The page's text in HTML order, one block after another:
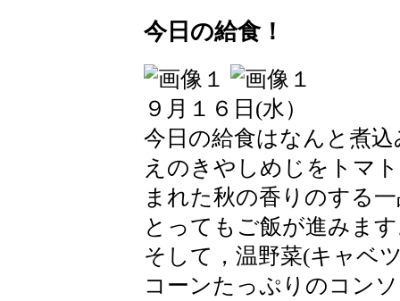
今日の給食！
９月１６日(水）
今日の給食はなんと煮
えのきやしめじをトマ
まれた秋の香りのする
とってもご飯が進みま
そして，温野菜(キャベ
コーンたっぷりのコン